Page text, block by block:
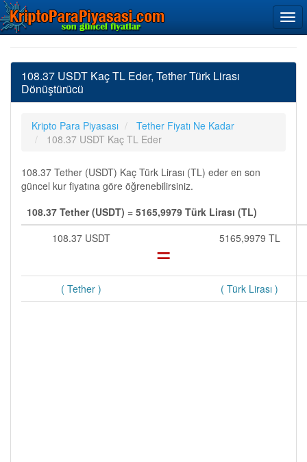
108.37 USDT Kaç TL Eder, Tether Türk Lirası
Dönüştürücü
Kripto Para Piyasası
Tether Fiyatı Ne Kadar
108.37 USDT Kaç TL Eder
108.37 Tether (USDT) Kaç Türk Lirası (TL) eder en son
güncel kur fiyatına göre öğrenebilirsiniz.
108.37 Tether (USDT) = 5165,9979 Türk Lirası (TL)
108.37 USDT
= 5165,9979 TL
( Tether ) ( Türk Lirası )